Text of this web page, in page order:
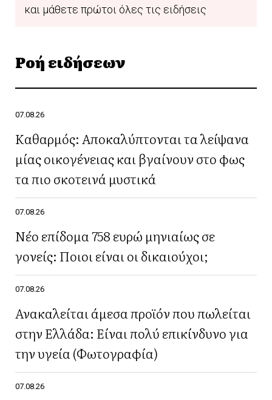
και μάθετε πρώτοι όλες τις ειδήσεις
Ροή ειδήσεων
07.08.26
Καθαρμός: Αποκαλύπτονται τα λείψανα
μίας οικογένειας και βγαίνουν στο φως
τα πιο σκοτεινά μυστικά
07.08.26
Νέο επίδομα 758 ευρώ μηνιαίως σε
γονείς: Ποιοι είναι οι δικαιούχοι;
07.08.26
Ανακαλείται άμεσα προϊόν που πωλείται
στην Ελλάδα: Είναι πολύ επικίνδυνο για
την υγεία (Φωτογραφία)
07.08.26